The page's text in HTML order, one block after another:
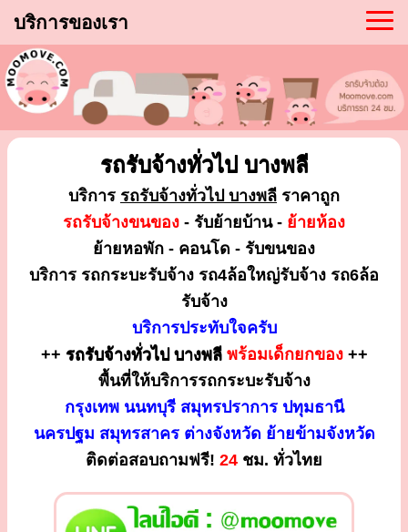
บริการของเรา
รถรับจ้างทั่วไป บางพลี
บริการ รถรับจ้างทั่วไป บางพลี ราคาถูก
รถรับจ้างขนของ - รับย้ายบ้าน - ย้ายห้อง
ย้ายหอพัก - คอนโด - รับขนของ
บริการ รถกระบะรับจ้าง รถ4ล้อใหญ่รับจ้าง รถ6ล้อ
รับจ้าง
บริการประทับใจครับ
++ รถรับจ้างทั่วไป บางพลี พร้อมเด็กยกของ++
พื้นที่ให้บริการรถกระบะรับจ้าง
กรุงเทพ นนทบุรี สมุทรปราการ ปทุมธานี
นครปฐม สมุทรสาคร ต่างจังหวัด ย้ายข้ามจังหวัด
ติดต่อสอบถามฟรี! 24 ชม. ทั่วไทย